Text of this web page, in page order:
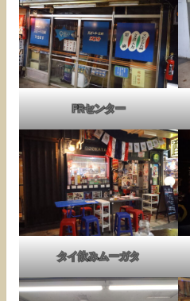
PRセンター
タイ飲みムーガタ